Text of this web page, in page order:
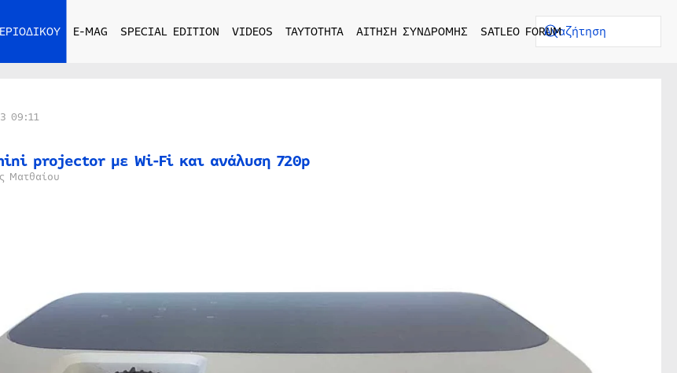
E-MAG SPECIAL EDITION VIDEOS ΤΑΥΤΟΤΗΤΑ ΑΙΤΗΣΗ ΣΥΝΔΡΟΜΗΣ SATLEO FORUM
09:11
projector με Wi-Fi και ανάλυση 720p
Ματθαίου